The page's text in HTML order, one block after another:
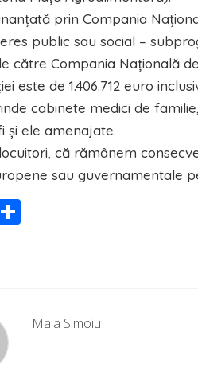
prin Compania
public sau social –
către Compania Națională
este de 1.406.712 euro
cabinete medici de
și ele amenajate.
că rămânem
sau guvernamentale
Maia Simoiu